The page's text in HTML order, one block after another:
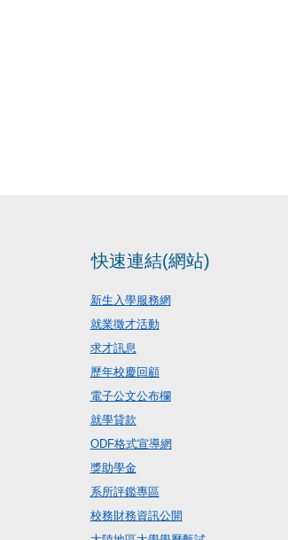
快速連結(網站)
新生入學服務網
就業徵才活動
求才訊息
歷年校慶回顧
電子公文公布欄
就學貸款
ODF格式宣導網
獎助學金
系所評鑑專區
校務財務資訊公開